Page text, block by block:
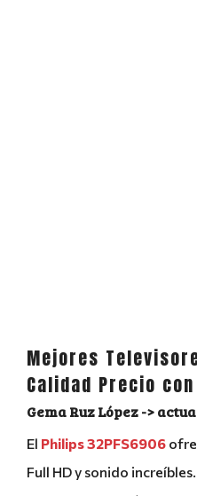
Mejores
Calidad Precio
Gema Ruz López
El Philips 32PFS6906
Full HD y sonido increíbles.